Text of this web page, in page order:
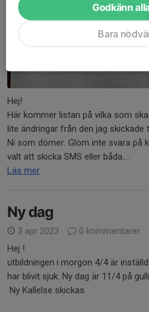
Hej!
Här kommer listan på vilka som
lite ändringar från den jag
Ni som dömer. Glöm inte svara på
valt att skicka SMS eller båda....
Läs mer
Ny dag
3 apr 2023
0 kommentarer
Hej !
utbildningen i morgon 4/4 är
har blivit sjuk. Ny dag är 11/4 på
Ny Kallelse skickas.
Godkänn
Bara